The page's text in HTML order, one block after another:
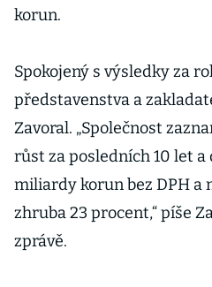
korun.
Spokojený s výsledky za
představenstva a
Zavoral. „Společnost
růst za posledních 10 let a
miliardy korun bez DPH
zhruba 23 procent,“ píše
zprávě.